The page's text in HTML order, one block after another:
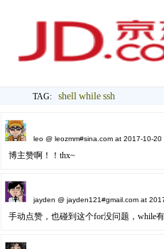
TAG: shell while ssh
leo @ leozmm#sina.com at 2017-10-
博主赞啊！！thx~
jayden @ jayden121#gmail.com at
手动点赞，也碰到这个for没问题，while有